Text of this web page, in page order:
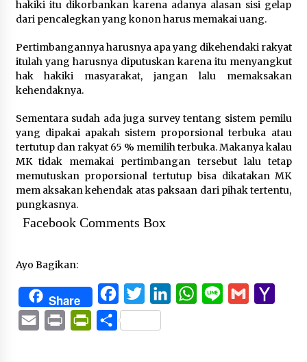
hakiki itu dikorbankan karena adanya alasan sisi gelap
dari pencalegkan yang konon harus memakai uang.
Pertimbangannya harusnya apa yang dikehendaki rakyat
itulah yang harusnya diputuskan karena itu menyangkut
hak hakiki masyarakat, jangan lalu memaksakan
kehendaknya.
Sementara sudah ada juga survey tentang sistem pemilu
yang dipakai apakah sistem proporsional terbuka atau
tertutup dan rakyat 65 % memilih terbuka. Makanya kalau
MK tidak memakai pertimbangan tersebut lalu tetap
memutuskan proporsional tertutup bisa dikatakan MK
mem aksakan kehendak atas paksaan dari pihak tertentu,
pungkasnya.
Facebook Comments Box
Ayo Bagikan:
Share FacebookTwitterLinkedInWhatsApp
Line Gmail
Email Print PrintFriendly
Share